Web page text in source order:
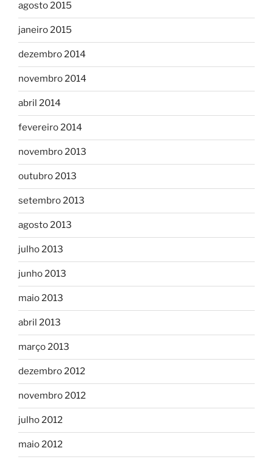
agosto 2015
janeiro 2015
dezembro 2014
novembro 2014
abril 2014
fevereiro 2014
novembro 2013
outubro 2013
setembro 2013
agosto 2013
julho 2013
junho 2013
maio 2013
abril 2013
março 2013
dezembro 2012
novembro 2012
julho 2012
maio 2012